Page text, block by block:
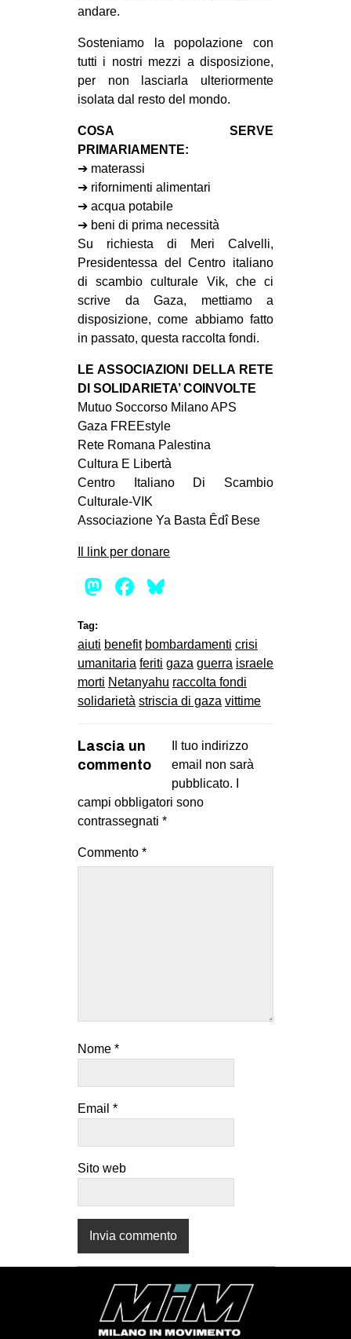
tw
bsky
andare.
Sosteniamo la popolazione con
tutti i nostri mezzi a disposizione,
per non lasciarla ulteriormente
isolata dal resto del mondo.
COSA SERVE
PRIMARIAMENTE:
➔ materassi
➔ rifornimenti alimentari
➔ acqua potabile
➔ beni di prima necessità
Su richiesta di Meri Calvelli,
Presidentessa del Centro italiano
di scambio culturale Vik, che ci
scrive da Gaza, mettiamo a
disposizione, come abbiamo fatto
in passato, questa raccolta fondi.
LE ASSOCIAZIONI DELLA RETE
DI SOLIDARIETA’ COINVOLTE
Mutuo Soccorso Milano APS
Gaza FREEstyle
Rete Romana Palestina
Cultura E Libertà
Centro Italiano Di Scambio
Culturale-VIK
Associazione Ya Basta Êdî Bese
Il link per donare
Mastodon
Facebook
Tag:
aiuti benefit bombardamenti crisi
umanitaria feriti gaza guerra israele
morti Netanyahu raccolta fondi
solidarietà striscia di gaza vittime
Lascia un
commento
Il tuo indirizzo
email non sarà
pubblicato.
campi obbligatori sono
contrassegnati *
Commento *
Nome *
Email *
Sito web